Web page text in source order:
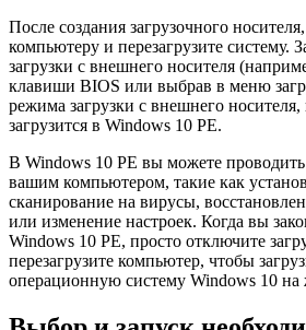
После создания загрузочного
компьютеру и перезагрузите систему.
загрузки с внешнего носителя
клавиши BIOS или выбрав в меню
режима загрузки с внешнего
загрузится в Windows 10 PE.
В Windows 10 PE вы можете
вашим компьютером, такие как
сканирование на вирусы,
или изменение настроек. Когда вы
Windows 10 PE, просто отключите
перезагрузите компьютер, чтобы
операционную систему Windows 10 на